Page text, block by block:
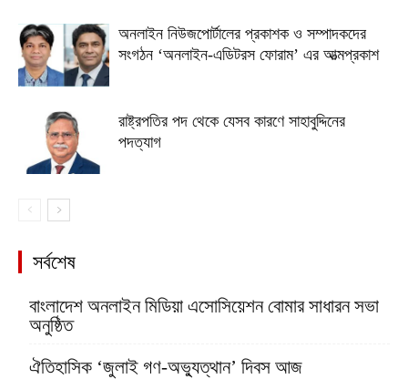
অনলাইন নিউজপোর্টালের প্রকাশক ও সম্পাদকদের
সংগঠন ‘অনলাইন-এডিটরস ফোরাম’ এর আত্মপ্রকাশ
রাষ্ট্রপতির পদ থেকে যেসব কারণে সাহাবুদ্দিনের
পদত্যাগ
সর্বশেষ
বাংলাদেশ অনলাইন মিডিয়া এসোসিয়েশন বোমার সাধারন সভা
অনুষ্ঠিত
ঐতিহাসিক ‘জুলাই গণ-অভ্যুত্থান’ দিবস আজ